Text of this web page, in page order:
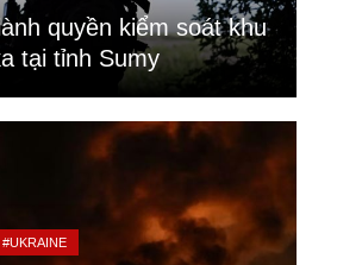
quyền kiểm soát khu
tại tỉnh Sumy
#UKRAINE